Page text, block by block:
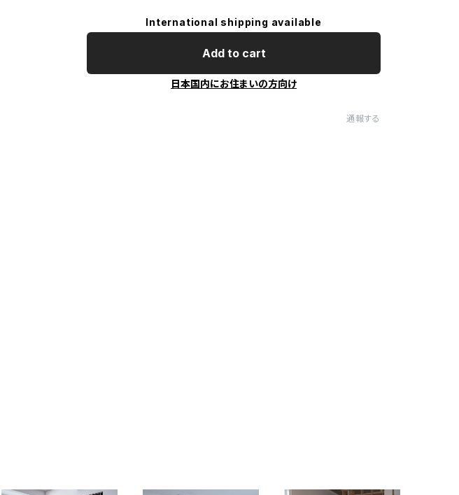
International shipping available
Add to cart
日本国内にお住まいの方向け
通報する